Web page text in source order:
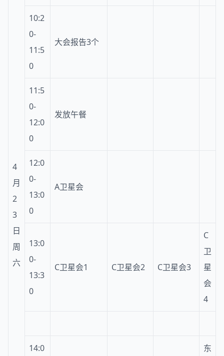
4
月
2
3
日
周
六
10:2
0-
11:5
0
大会报告3个
11:5
0-
12:0
0
发放午餐
12:0
0-
13:0
0
A卫星会
13:0
0-
13:3
0
C卫星会1 C卫星会2 C卫星会3
C
卫
星
会
4
14:0 东